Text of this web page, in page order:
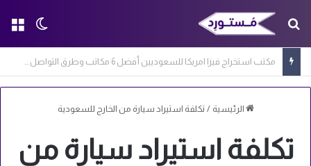
الوضع بحث عن
مكتب استخراج فيزا امريكا للسعوديين أفضل 6 مكاتب وطرق التواصل معها
الرئيسية / تكلفة استيراد سيارة من الخارج للسعودية
تكلفة استيراد سيارة من